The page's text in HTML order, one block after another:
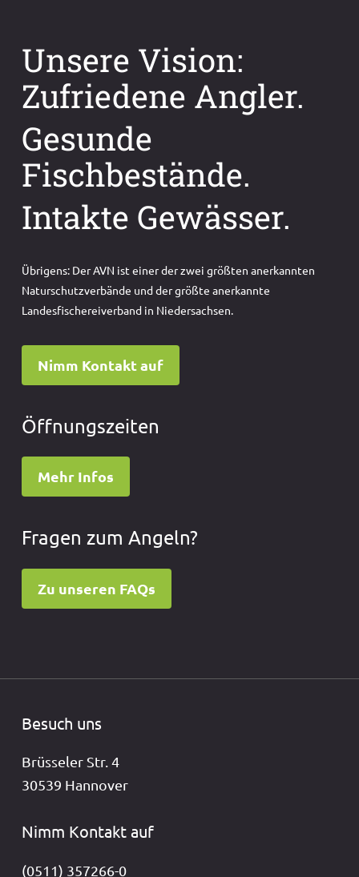
Unsere Vision:
Zufriedene Angler.
Gesunde
Fischbestände.
Intakte Gewässer.
Übrigens: Der AVN ist einer der zwei größten anerkannten
Naturschutzverbände und der größte anerkannte
Landesfischereiverband in Niedersachsen.
Nimm Kontakt auf
Öffnungszeiten
Mehr Infos
Fragen zum Angeln?
Zu unseren FAQs
Besuch uns
Brüsseler Str. 4
30539 Hannover
Nimm Kontakt auf
(0511) 357266-0